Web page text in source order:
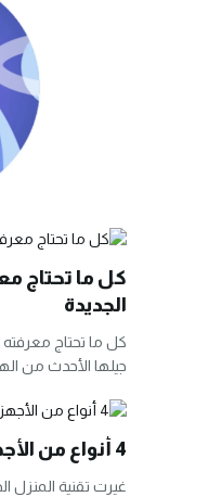
الجديدة
جيلها الأحدث من الهواتف
4 أنواع من الأجهزة لا توصلها بمقبس ذكي أبداً
غيرت تقنية المنزل